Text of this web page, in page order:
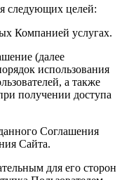
следующих целей:
Компанией услугах.
(далее
использования
а также
получении доступа
Соглашения
Сайта.
для его сторон